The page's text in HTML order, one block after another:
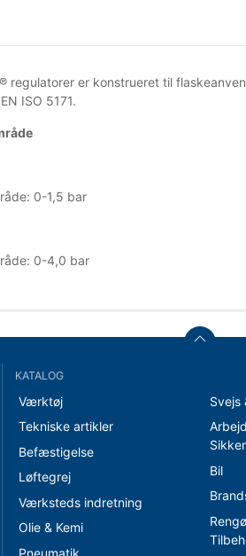
regulatorer er konstrueret til
ISO 5171.
0-1,5 bar
0-4,0 bar
KATALOG
Værktøj
Tekniske artikler
Befæstigelse
Løftegrej
Værksteds indretning
Olie & Kemi
Pneumatik
Svejs
Bil